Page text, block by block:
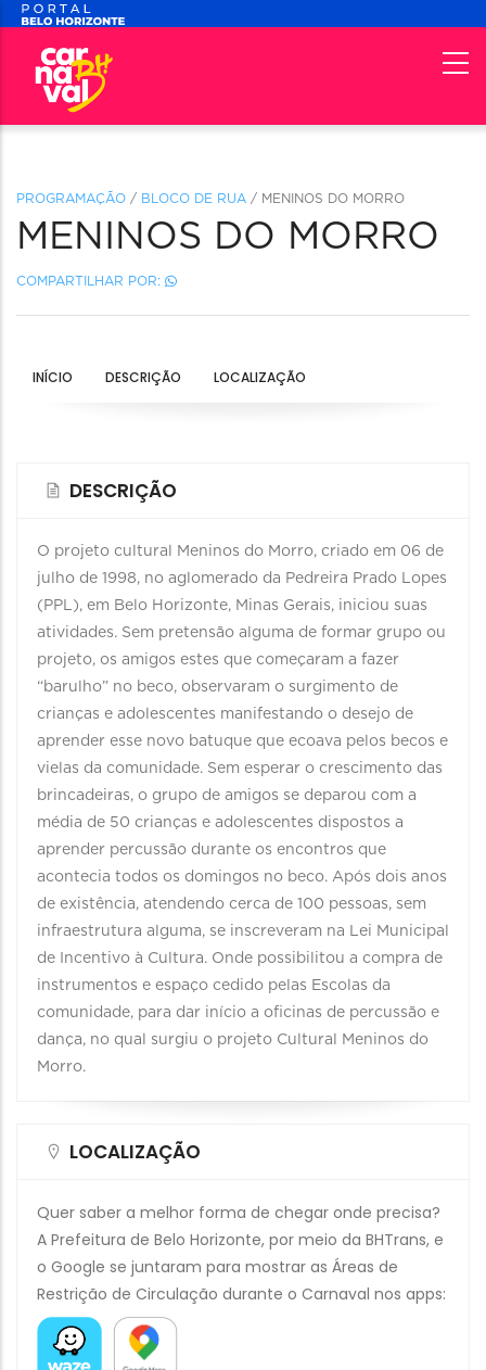
PROGRAMAÇÃO / BLOCO DE RUA / MENINOS DO MORRO
MENINOS DO MORRO
COMPARTILHAR POR:
INÍCIO DESCRIÇÃO LOCALIZAÇÃO
DESCRIÇÃO
O projeto cultural Meninos do Morro, criado em 06 de
julho de 1998, no aglomerado da Pedreira Prado Lopes
(PPL), em Belo Horizonte, Minas Gerais, iniciou suas
atividades. Sem pretensão alguma de formar grupo ou
projeto, os amigos estes que começaram a fazer
“barulho” no beco, observaram o surgimento de
crianças e adolescentes manifestando o desejo de
aprender esse novo batuque que ecoava pelos becos e
vielas da comunidade. Sem esperar o crescimento das
brincadeiras, o grupo de amigos se deparou com a
média de 50 crianças e adolescentes dispostos a
aprender percussão durante os encontros que
acontecia todos os domingos no beco. Após dois anos
de existência, atendendo cerca de 100 pessoas, sem
infraestrutura alguma, se inscreveram na Lei Municipal
de Incentivo à Cultura. Onde possibilitou a compra de
instrumentos e espaço cedido pelas Escolas da
comunidade, para dar início a oficinas de percussão e
dança, no qual surgiu o projeto Cultural Meninos do
Morro.
LOCALIZAÇÃO
Quer saber a melhor forma de chegar onde precisa?
A Prefeitura de Belo Horizonte, por meio da BHTrans, e
o Google se juntaram para mostrar as Áreas de
Restrição de Circulação durante o Carnaval nos apps: